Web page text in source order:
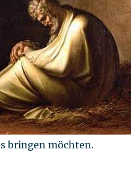
bringen möchten.